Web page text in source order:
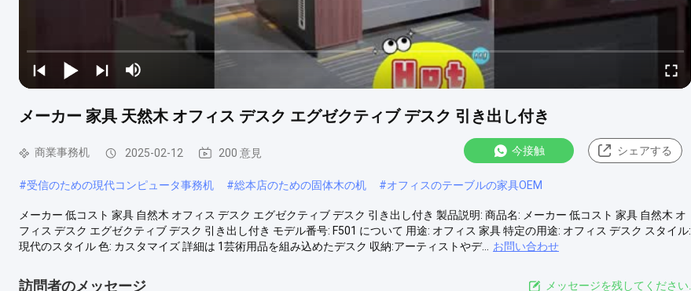
メーカー 家具 天然木 オフィス デスク エグゼクティブ デスク 引き出し付き
商業事務机 2025-02-12 200 意見 今接触 シェアする
#受信のための現代コンピュータ事務机 #総本店のための固体木の机 #オフィスのテーブルの家具OEM
メーカー 低コスト 家具 自然木 オフィス デスク エグゼクティブ デスク 引き出し付き 製品説明: 商品名: メーカー 低コスト 家具 自然木 オ
フィス デスク エグゼクティブ デスク 引き出し付き モデル番号: F501 について 用途: オフィス 家具 特定の用途: オフィス デスク スタイル:
現代のスタイル 色: カスタマイズ 詳細は 1芸術用品を組み込めたデスク 収納:アーティストやデ...
お問い合わせ
訪問者のメッセージ メッセージを残してください.